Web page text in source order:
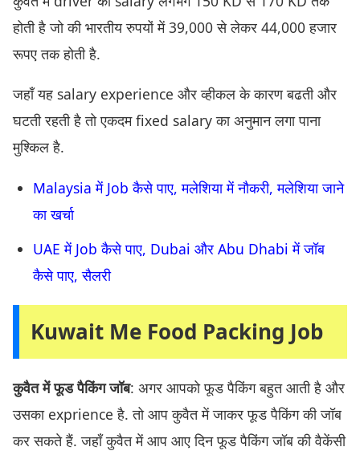
होती है जो की भारतीय रुपयों में 39,000 से लेकर 44,000 हजार
रूपए तक होती है.
जहाँ यह salary experience और व्हीकल के कारण बढती और
घटती रहती है तो एकदम fixed salary का अनुमान लगा पाना
मुश्किल है.
Malaysia में Job कैसे पाए, मलेशिया में नौकरी, मलेशिया जाने
का खर्चा
UAE में Job कैसे पाए, Dubai और Abu Dhabi में जॉब
कैसे पाए, सैलरी
Kuwait Me Food Packing Job
कुवैत में फूड पैकिंग जॉब: अगर आपको फूड पैकिंग बहुत आती है और
उसका exprience है. तो आप कुवैत में जाकर फूड पैकिंग की जॉब
कर सकते हैं. जहाँ कुवैत में आप आए दिन फूड पैकिंग जॉब की वैकेंसी